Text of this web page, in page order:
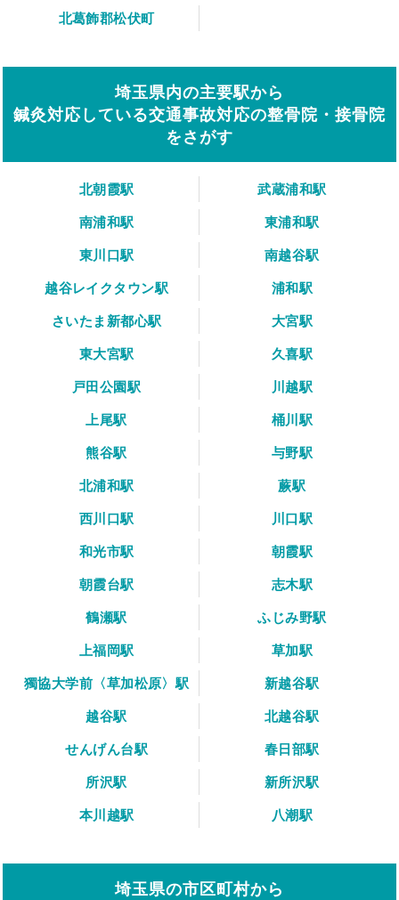
北葛飾郡松伏町
埼玉県内の主要駅から
鍼灸対応している交通事故対応の整骨院・接骨院
をさがす
北朝霞駅
武蔵浦和駅
南浦和駅
東浦和駅
東川口駅
南越谷駅
越谷レイクタウン駅
浦和駅
さいたま新都心駅
大宮駅
東大宮駅
久喜駅
戸田公園駅
川越駅
上尾駅
桶川駅
熊谷駅
与野駅
北浦和駅
蕨駅
西川口駅
川口駅
和光市駅
朝霞駅
朝霞台駅
志木駅
鶴瀬駅
ふじみ野駅
上福岡駅
草加駅
獨協大学前〈草加松原〉駅
新越谷駅
越谷駅
北越谷駅
せんげん台駅
春日部駅
所沢駅
新所沢駅
本川越駅
八潮駅
埼玉県の市区町村から